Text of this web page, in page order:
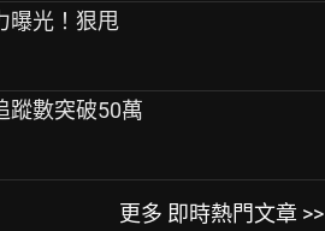
曝光！狠甩
蹤數突破50萬
更多 即時熱門文章 >>